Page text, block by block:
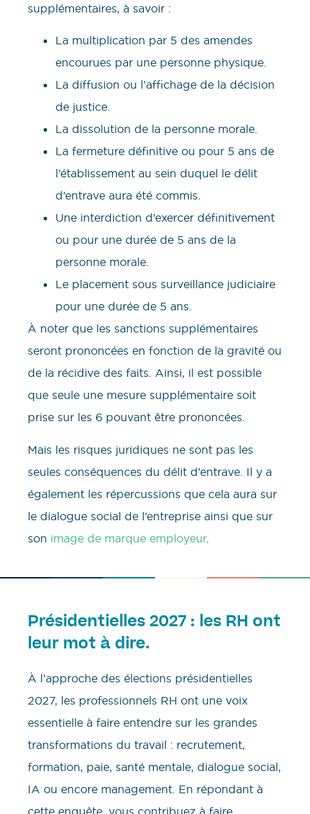
supplémentaires, à savoir :
La multiplication par 5 des amendes
encourues par une personne physique.
La diffusion ou l’affichage de la décision
de justice.
La dissolution de la personne morale.
La fermeture définitive ou pour 5 ans de
l’établissement au sein duquel le délit
d’entrave aura été commis.
Une interdiction d’exercer définitivement
ou pour une durée de 5 ans de la
personne morale.
Le placement sous surveillance judiciaire
pour une durée de 5 ans.
À noter que les sanctions supplémentaires
seront prononcées en fonction de la gravité ou
de la récidive des faits. Ainsi, il est possible
que seule une mesure supplémentaire soit
prise sur les 6 pouvant être prononcées.
Mais les risques juridiques ne sont pas les
seules conséquences du délit d’entrave. Il y a
également les répercussions que cela aura sur
le dialogue social de l’entreprise ainsi que sur
son image de marque employeur.
Présidentielles 2027 : les RH ont
leur mot à dire.
À l’approche des élections présidentielles
2027, les professionnels RH ont une voix
essentielle à faire entendre sur les grandes
transformations du travail : recrutement,
formation, paie, santé mentale, dialogue social,
IA ou encore management. En répondant à
cette enquête, vous contribuez à faire